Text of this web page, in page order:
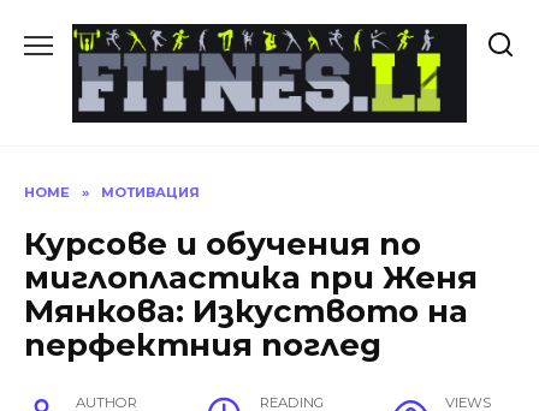
HOME » МОТИВАЦИЯ
Курсове и обучения по
миглопластика при Женя
Мянкова: Изкуството на
перфектния поглед
AUTHOR READING VIEWS